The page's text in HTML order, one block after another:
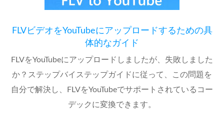
FLVビデオをYouTubeにアップロードするための具
体的なガイド
FLVをYouTubeにアップロードしましたが、失敗しました
か？ステップバイステップガイドに従って、この問題を
自分で解決し、FLVをYouTubeでサポートされているコー
デックに変換できます。